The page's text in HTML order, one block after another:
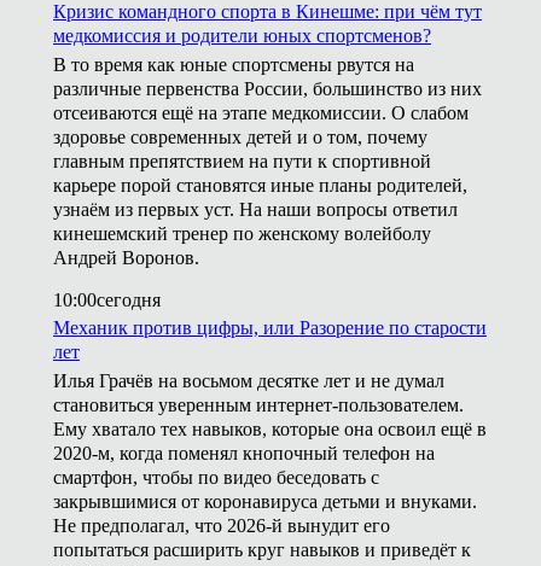
Кризис командного спорта в Кинешме: при чём тут
медкомиссия и родители юных спортсменов?
В то время как юные спортсмены рвутся на
различные первенства России, большинство из них
отсеиваются ещё на этапе медкомиссии. О слабом
здоровье современных детей и о том, почему
главным препятствием на пути к спортивной
карьере порой становятся иные планы родителей,
узнаём из первых уст. На наши вопросы ответил
кинешемский тренер по женскому волейболу
Андрей Воронов.
10:00сегодня
Механик против цифры, или Разорение по старости
лет
Илья Грачёв на восьмом десятке лет и не думал
становиться уверенным интернет-пользователем.
Ему хватало тех навыков, которые она освоил ещё в
2020-м, когда поменял кнопочный телефон на
смартфон, чтобы по видео беседовать с
закрывшимися от коронавируса детьми и внуками.
Не предполагал, что 2026-й вынудит его
попытаться расширить круг навыков и приведёт к